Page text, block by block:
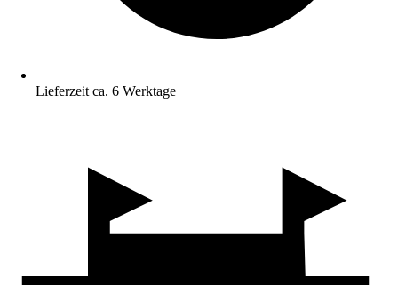
Lieferzeit ca. 6 Werktage